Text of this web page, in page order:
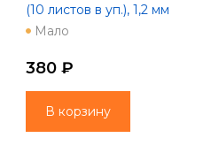
(10 листов в уп.), 1,2 мм
"Зефир" оливковый
Мало
380 ₽
В корзину